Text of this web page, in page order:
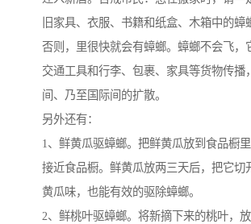
旧家具、衣服、书籍和纸盒、木箱中的蟑
否则，里很快就会有蟑螂。蟑螂不会飞，
交通工具和行李、包裹、家具等货物传播
间、乃至国际间的扩散。
另外还有：
1、鲜黄瓜驱蟑螂。把鲜黄瓜放到食品橱
接近食品橱。鲜黄瓜放两三天后，把它切
黄瓜味，也能有效的驱除蟑螂。
2、鲜桃叶驱蟑螂。将新摘下来的桃叶，